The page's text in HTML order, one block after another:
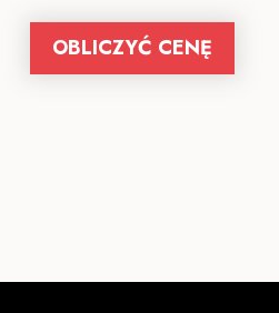
OBLICZYĆ CENĘ